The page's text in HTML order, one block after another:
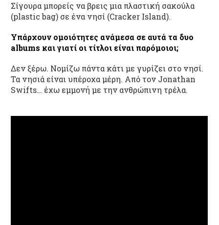
Σίγουρα μπορείς να βρεις μια πλαστική σακούλα
(plastic bag) σε ένα νησί (Cracker Island).
Υπάρχουν ομοιότητες ανάμεσα σε αυτά τα δυο
albums και γιατί οι τίτλοι είναι παρόμοιοι;
Δεν ξέρω. Νομίζω πάντα κάτι με γυρίζει στο νησί.
Τα νησιά είναι υπέροχα μέρη. Από τον Jonathan
Swifts… έχω εμμονή με την ανθρώπινη τρέλα.